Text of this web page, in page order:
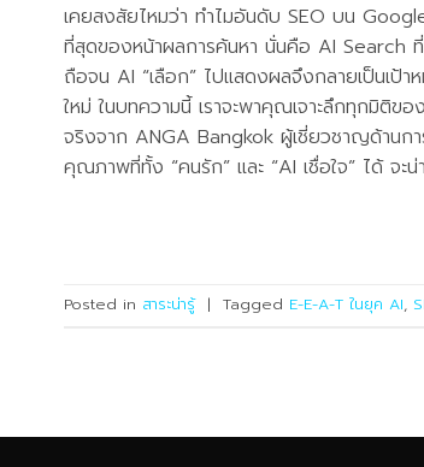
เคยสงสัยไหมว่า ทำไมอันดับ SEO บน
ที่สุดของหน้าผลการค้นหา นั่นคือ AI Search ที่เ
ถือจน AI “เลือก” ไปแสดงผลจึงกลายเป็นเป้
ใหม่ ในบทความนี้ เราจะพาคุณเจาะลึกทุกมิ
จริงจาก ANGA Bangkok ผู้เชี่ยวชาญด้านก
คุณภาพที่ทั้ง “คนรัก” และ “AI เชื่อใจ” ได้ จะ
Posted in สาระน่ารู้ | Tagged E-E-A-T ในยุค AI,